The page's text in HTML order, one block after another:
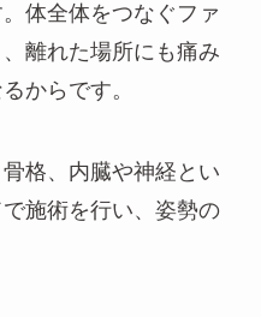
体全体をつなぐファ
離れた場所にも痛み
からです。
格、内臓や神経とい
施術を行い、姿勢の